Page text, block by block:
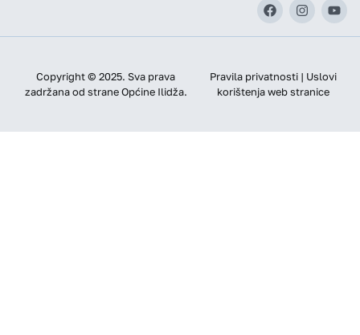
Copyright © 2025. Sva prava
zadržana od strane Općine Ilidža.
Pravila privatnosti | Uslovi
korištenja web stranice